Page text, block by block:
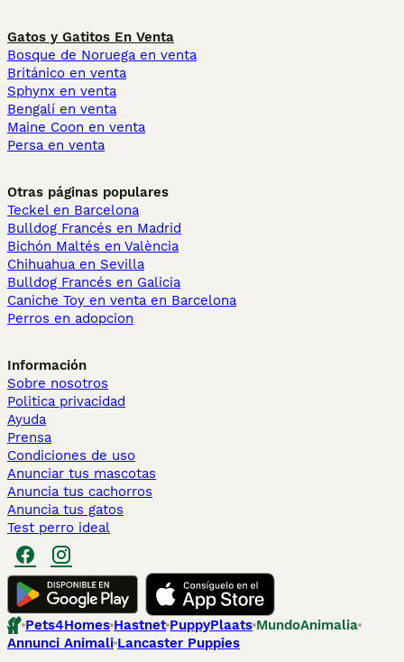
Gatos y Gatitos En Venta
Bosque de Noruega en venta
Británico en venta
Sphynx en venta
Bengalí en venta
Maine Coon en venta
Persa en venta
Otras páginas populares
Teckel en Barcelona
Bulldog Francés en Madrid
Bichón Maltés en València
Chihuahua en Sevilla
Bulldog Francés en Galicia
Caniche Toy en venta en Barcelona
Perros en adopcion
Información
Sobre nosotros
Politica privacidad
Ayuda
Prensa
Condiciones de uso
Anunciar tus mascotas
Anuncia tus cachorros
Anuncia tus gatos
Test perro ideal
Pets4Homes Hastnet PuppyPlaats MundoAnimalia
Annunci Animali Lancaster Puppies